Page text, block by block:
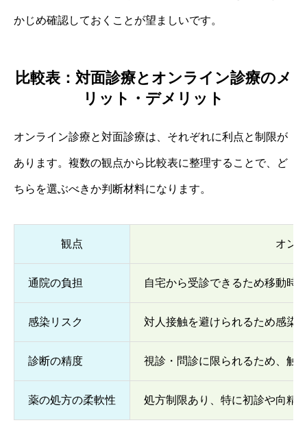
かじめ確認しておくことが望ましいです。
比較表：対面診療とオンライン診療のメ
リット・デメリット
オンライン診療と対面診療は、それぞれに利点と制限が
あります。複数の観点から比較表に整理することで、ど
ちらを選ぶべきか判断材料になります。
観点 オン
通院の負担 自宅から受診できるため移動時
感染リスク 対人接触を避けられるため感染
診断の精度 視診・問診に限られるため、触
薬の処方の柔軟性 処方制限あり、特に初診や向精